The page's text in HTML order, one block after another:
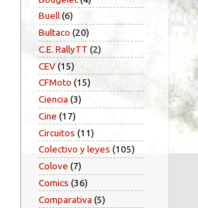
Buell(6)
Bultaco (20)
C.E. RallyTT (2)
CEV(15)
CFMoto (15)
Ciencia (3)
Cine (17)
Circuitos (11)
Colectivo y leyes (105)
Colove (7)
Comics (36)
Comparativa (5)